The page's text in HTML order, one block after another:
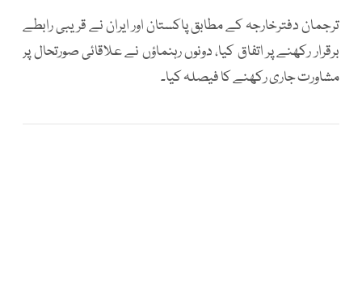
ترجمان دفترخارجہ کے مطابق پاکستان اور ایران نے قریبی رابطے
برقرار رکھنے پر اتفاق کیا، دونوں رہنماؤں نے علاقائی صورتحال پر
مشاورت جاری رکھنے کا فیصلہ کیا۔